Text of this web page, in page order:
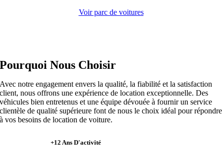
Voir parc de voitures
Pourquoi Nous Choisir
Avec notre engagement envers la qualité, la fiabilité et la satisfaction
client, nous offrons une expérience de location exceptionnelle. Des
véhicules bien entretenus et une équipe dévouée à fournir un service
clientèle de qualité supérieure font de nous le choix idéal pour répondre
à vos besoins de location de voiture.
+12 Ans D'activité